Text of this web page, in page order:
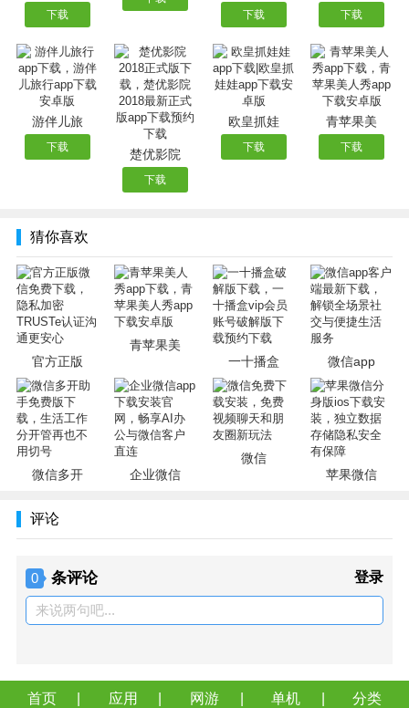
行了创新，还增加悬浮窗管理、状态栏等功能，甚至还丰富
了聊天的表情包，自带的表情会动了，更好的增加了用户之
间聊天的乐趣
软件功能
聊天方式：在微信电脑客户端中可以发送文字、语音及
视频信息，在使用过程中用户可以删除单条消息，也可以删
加好友、查看QQ好友添加好友、分享微信号添加好友等几
种方式。
零资费：微信电脑客户端完全免费，使用任何功能微信
都不会收取费用。
新增视频聊天插件：视频聊天，是时候和朋友面对面
了。
评论回复：朋友圈新增评论回复功能，发图，可选择可
见范围。
名片设计：全新的微信名片设计，让你更具个人魅力。
软件特色
畅快聊天：网页版微信支持使用电脑键盘快速输入，收
到新消息弹出即时提示，像上QQ一样上微信!
方便好用：微信电脑客户端可以使用快捷方式快速发起
会话、发送文件，沟通就在一瞬间!
安全无忧：微信网页版通过手机扫描二维码登录，保证
合使用再也不用担心被别人看到啦!
下载 下载 下载
游伴儿旅
下载 楚优影院
下载
欧皇抓娃
下载
青苹果美
下载
猜你喜欢
官方正版
青苹果美
一十播盒
微信app
微信多开 企业微信
微信
苹果微信
评论
0 条评论 登录
来说两句吧...
首页 应用 网游 单机 分类